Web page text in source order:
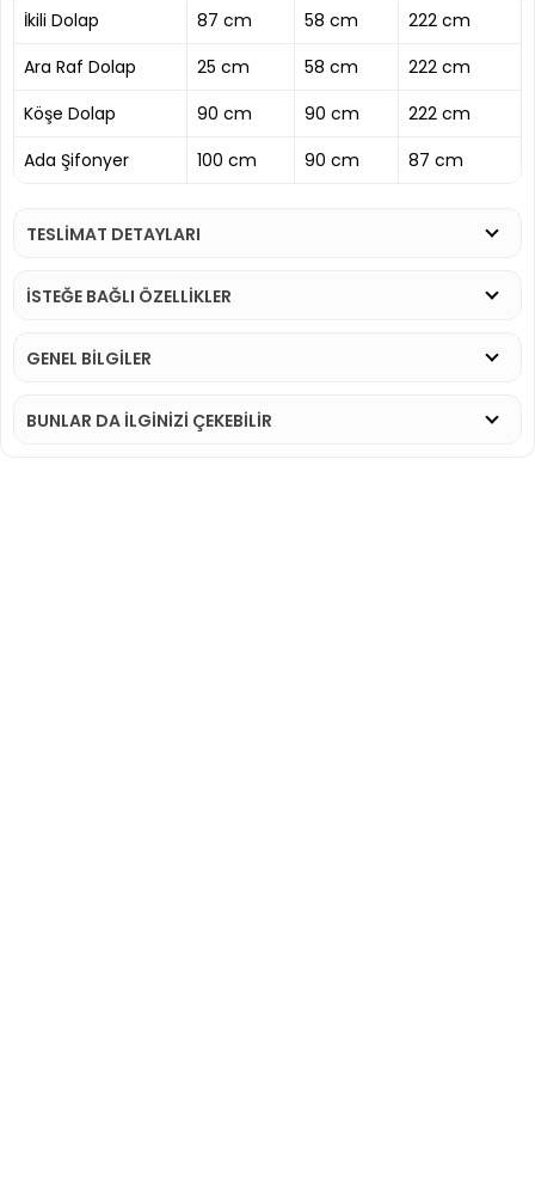
İkili Dolap
87 cm 58 cm
222 cm
Ara Raf Dolap
25 cm 58 cm
222 cm
Köşe Dolap
90 cm 90 cm
222 cm
Ada Şifonyer
100 cm 90 cm 87 cm
TESLİMAT DETAYLARI
İSTEĞE BAĞLI ÖZELLİKLER
GENEL BİLGİLER
BUNLAR DA İLGINIZI ÇEKEBILIR